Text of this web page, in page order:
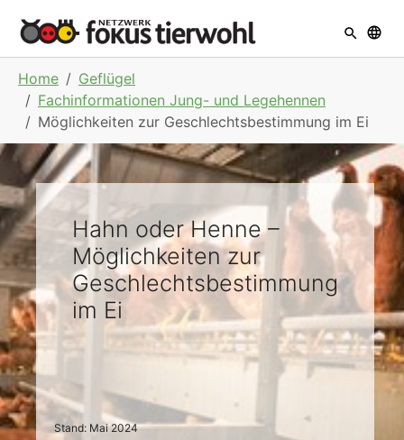
Home
Geflügel
Fachinformationen Jung- und Legehennen
Möglichkeiten zur Geschlechtsbestimmung im Ei
Hahn oder Henne –
Möglichkeiten zur
Geschlechtsbestimmung
im Ei
Stand: Mai 2024